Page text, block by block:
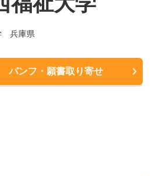
兵庫県
パンフ・願書取り寄せ